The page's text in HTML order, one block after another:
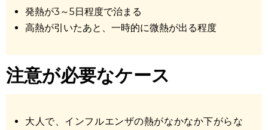
発熱が3～5日程度で治まる
高熱が引いたあと、一時的に微熱が出る程度
注意が必要なケース
大人 で、 インフルエンザの熱がなかなか下がらな